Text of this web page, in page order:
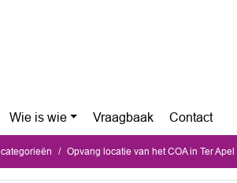
Wie is wie Vraagbaak Contact
Opvang locatie van het COA in Ter Apel